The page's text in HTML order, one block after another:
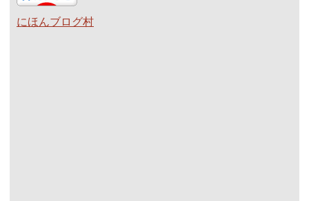
にほんブログ村